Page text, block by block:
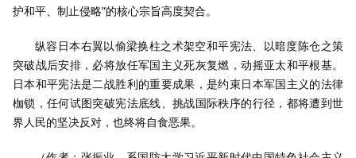
护和平、制止侵略”的核心宗旨高度契合。
纵容日本右翼以偷梁换柱之术架空和平宪法、以暗度陈仓之策
突破战后安排，必将放任军国主义死灰复燃，动摇亚太和平根基。
日本和平宪法是二战胜利的重要成果，是约束日本军国主义的法律
枷锁，任何试图突破宪法底线、挑战国际秩序的行径，都将遭到世
界人民的坚决反对，也终将自食恶果。